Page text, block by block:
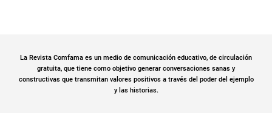
La Revista Comfama es un medio de comunicación educativo, de circulación
gratuita, que tiene como objetivo generar conversaciones sanas y
constructivas que transmitan valores positivos a través del poder del ejemplo
y las historias.